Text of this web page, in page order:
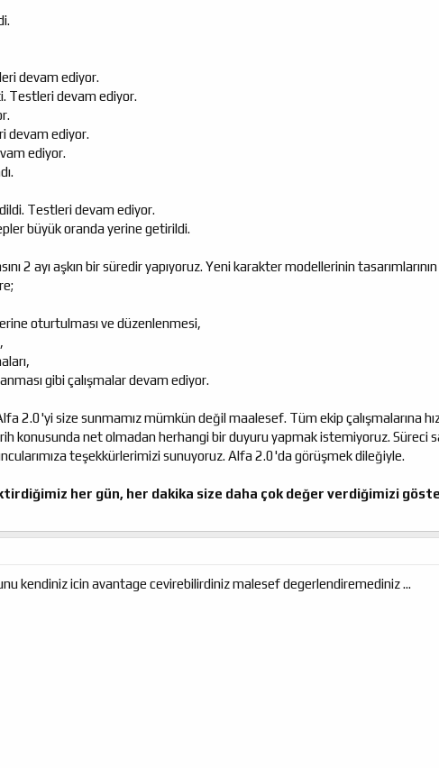
devam ediyor.
Testleri devam ediyor.
devam ediyor.
ediyor.
Testleri devam ediyor.
büyük oranda yerine getirildi.
2 ayı aşkın bir süredir yapıyoruz. Yeni karakter modellerinin
oturtulması ve düzenlenmesi,
gibi çalışmalar devam ediyor.
2.0'yi size sunmamız mümkün değil maalesef. Tüm ekip çalışmalarına
konusunda net olmadan herhangi bir duyuru yapmak istemiyoruz. Süreci
teşekkürlerimizi sunuyoruz. Alfa 2.0'da görüşmek dileğiyle.
her gün, her dakika size daha çok değer verdiğimizi
kendiniz icin avantage cevirebilirdiniz malesef degerlendiremediniz ...